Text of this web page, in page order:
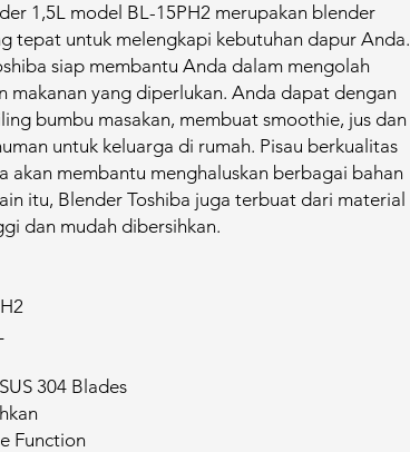
1,5L model BL-15PH2 merupakan blender
tepat untuk melengkapi kebutuhan dapur Anda.
siap membantu Anda dalam mengolah
makanan yang diperlukan. Anda dapat dengan
bumbu masakan, membuat smoothie, jus dan
untuk keluarga di rumah. Pisau berkualitas
akan membantu menghaluskan berbagai bahan
itu, Blender Toshiba juga terbuat dari material
dan mudah dibersihkan.
304 Blades
Function